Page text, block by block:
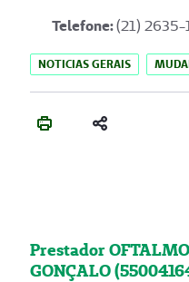
Telefone:(21)
NOTICIAS GERAIS
Prestador
GONÇALO